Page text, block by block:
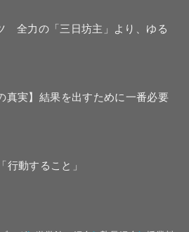
全力の「三日坊主」より、ゆる
真実】結果を出すために一番必要
行動すること」